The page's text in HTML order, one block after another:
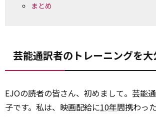
まとめ
芸能通訳者のトレーニングを大
EJOの読者の皆さん、初めまして。芸能
子です。私は、映画配給に10年間携わっ